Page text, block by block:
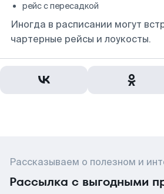
рейс с пересадкой
Иногда в расписании могут
чартерные рейсы и лоукосты.
Рассказываем о полезном и
Рассылка с выгодными